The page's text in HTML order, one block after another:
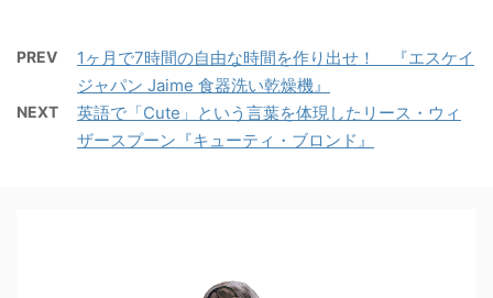
PREV
1ヶ月で7時間の自由な時間を作り出せ！ 『エスケイ
ジャパン Jaime 食器洗い乾燥機』
NEXT
英語で「Cute」という言葉を体現したリース・ウィ
ザースプーン『キューティ・ブロンド』